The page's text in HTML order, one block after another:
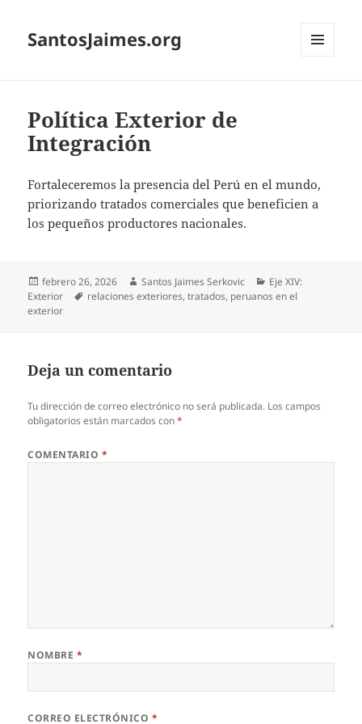
SantosJaimes.org
Política Exterior de
Integración
Fortaleceremos la presencia del Perú en el mundo,
priorizando tratados comerciales que beneficien a
los pequeños productores nacionales.
febrero 26, 2026 Santos Jaimes Serkovic
Eje XIV:
Exterior
relaciones exteriores, tratados, peruanos en el
exterior
Deja un comentario
Tu dirección de correo electrónico no será publicada. Los campos
obligatorios están marcados con*
COMENTARIO *
NOMBRE *
CORREO ELECTRÓNICO *